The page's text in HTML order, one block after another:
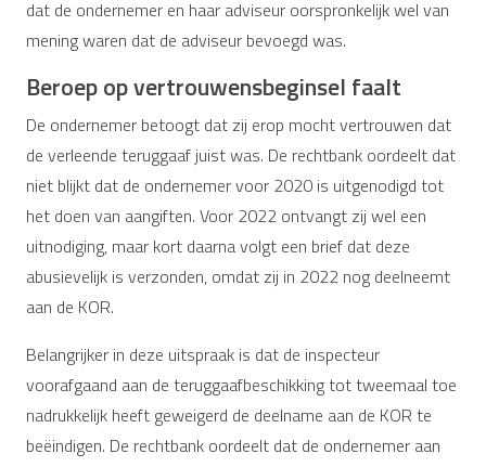
dat de ondernemer en haar adviseur oorspronkelijk wel van
mening waren dat de adviseur bevoegd was.
Beroep op vertrouwensbeginsel faalt
De ondernemer betoogt dat zij erop mocht vertrouwen dat
de verleende teruggaaf juist was. De rechtbank oordeelt dat
niet blijkt dat de ondernemer voor 2020 is uitgenodigd tot
het doen van aangiften. Voor 2022 ontvangt zij wel een
uitnodiging, maar kort daarna volgt een brief dat deze
abusievelijk is verzonden, omdat zij in 2022 nog deelneemt
aan de KOR.
Belangrijker in deze uitspraak is dat de inspecteur
voorafgaand aan de teruggaafbeschikking tot tweemaal toe
nadrukkelijk heeft geweigerd de deelname aan de KOR te
beëindigen. De rechtbank oordeelt dat de ondernemer aan